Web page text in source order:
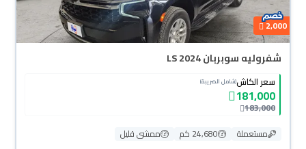
2,000
شفروليه سوبربان LS 2024
سعر الكاش(شامل الضريبة)
181,000
183,000
مستعملة
24,680 كم
ممشى قليل